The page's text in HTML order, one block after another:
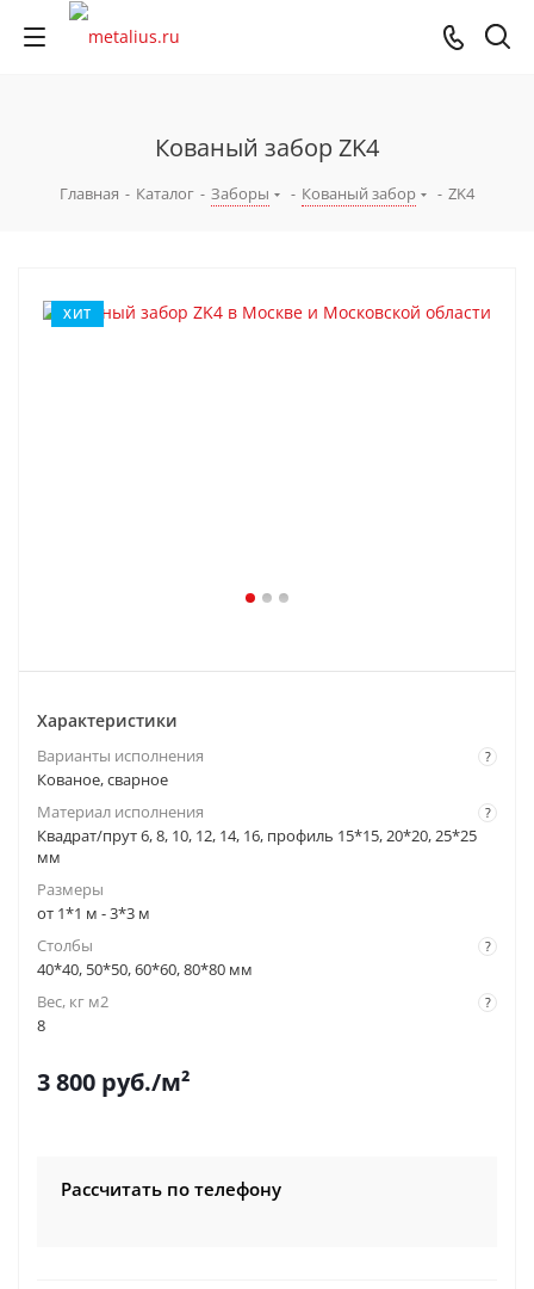
Кованый забор ZK4
Главная - Каталог - Заборы - Кованый забор - ZK4
ХИТ
Характеристики
?
Варианты исполнения
Кованое, сварное
?
Материал исполнения
Квадрат/прут 6, 8, 10, 12, 14, 16, профиль 15*15, 20*20, 25*25
мм
Размеры
от 1*1 м - 3*3 м
?
Столбы
40*40, 50*50, 60*60, 80*80 мм
?
Вес, кг м2
8
3 800 руб./м²
Рассчитать по телефону